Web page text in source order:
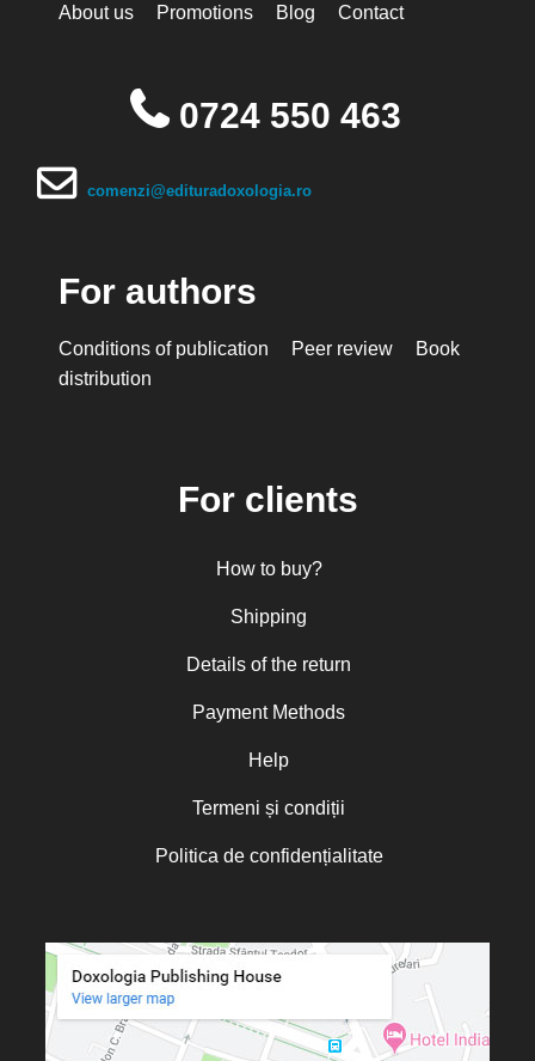
About us Promotions Blog Contact
0724 550 463
comenzi@edituradoxologia.ro
For authors
Conditions of publication Peer review
Book
distribution
For clients
How to buy?
Shipping
Details of the return
Payment Methods
Help
Termeni și condiții
Politica de confidențialitate